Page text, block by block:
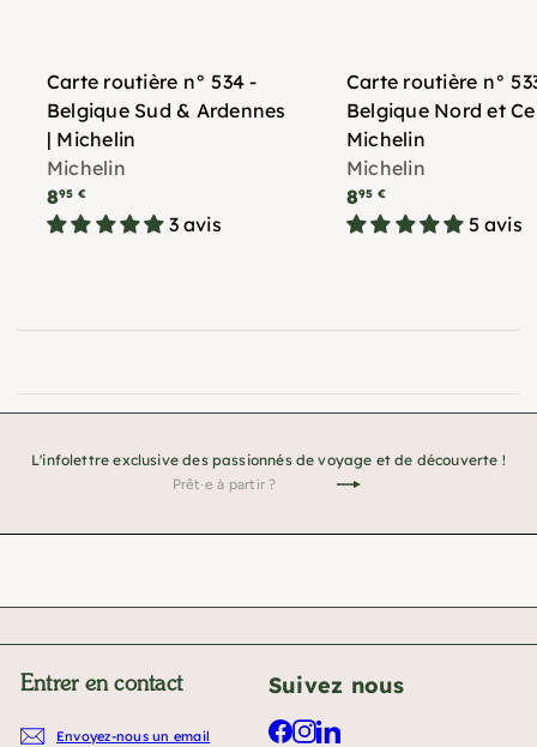
Carte routière n° 534 -
Belgique Sud & Ardennes
| Michelin
Michelin
895 €
3 avis
Carte routière n°
Belgique Nord et
Michelin
Michelin
895 €
5 avis
L'infolettre exclusive des passionnés de voyage et de découverte !
Je
!
Prêt·e
partir
Entrer en contact
Envoyez-nous un email
Suivez nous
Facebook
Instagram
LinkedIn